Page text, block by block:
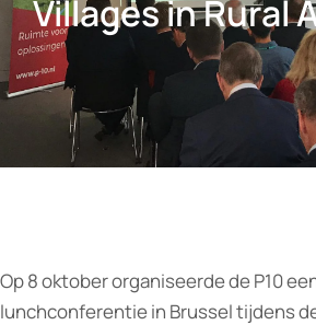
Villages in Rural
Op 8 oktober organiseerde de P10
lunchconferentie in Brussel tijdens